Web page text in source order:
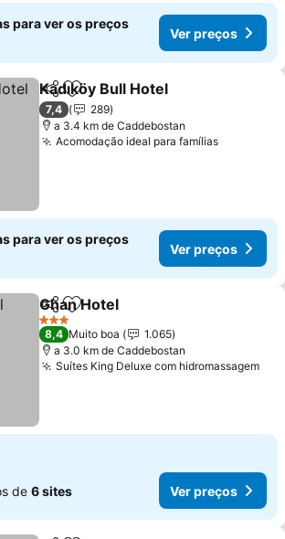
para ver os preços
Ver preços
PartilharAdicionar aos favoritos
Kadıköy Bull Hotel
7,4
289
a 3.4 km de Caddebostan
Acomodação ideal para famílias
para ver os preços
Ver preços
PartilharAdicionar aos favoritos
Ghan Hotel
3 Estrelas
8,4 Muito boa
1.065
a 3.0 km de Caddebostan
Suítes King Deluxe com hidromassagem
de 6 sites Ver preços